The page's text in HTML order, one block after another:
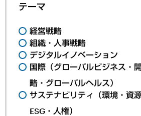
テーマ
経営戦略
組織・人事戦略
デジタルイノベーション
国際（グローバルビジネス・
略・グローバルヘルス）
サステナビリティ（環境・資
ESG・人権）